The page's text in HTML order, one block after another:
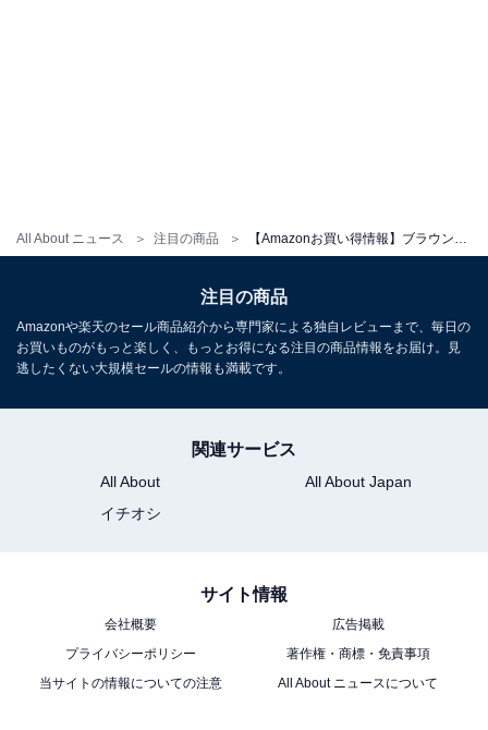
All About ニュース 注目の商品
ブラウン「51-B7200cc-V」
ブラウン「9567cc-V」
注目の商品
Amazonや楽天のセール商品紹介から専門家による独自レビューまで、毎日の
お買いものがもっと楽しく、もっとお得になる注目の商品情報をお届け。見
逃したくない大規模セールの情報も満載です。
関連サービス
All About
All About Japan
イチオシ
サイト情報
会社概要
広告掲載
プライバシーポリシー
著作権・商標・免責事項
当サイトの情報についての注意
All About ニュースについて